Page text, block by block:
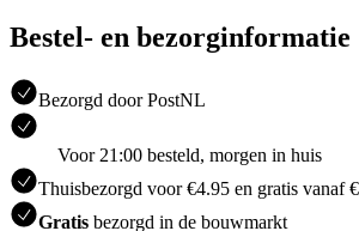
Bestel- en bezorginformatie
Bezorgd door PostNL
Voor 21:00 besteld, morgen in huis
Thuisbezorgd voor €4.95 en gratis vanaf
Gratis bezorgd in de bouwmarkt